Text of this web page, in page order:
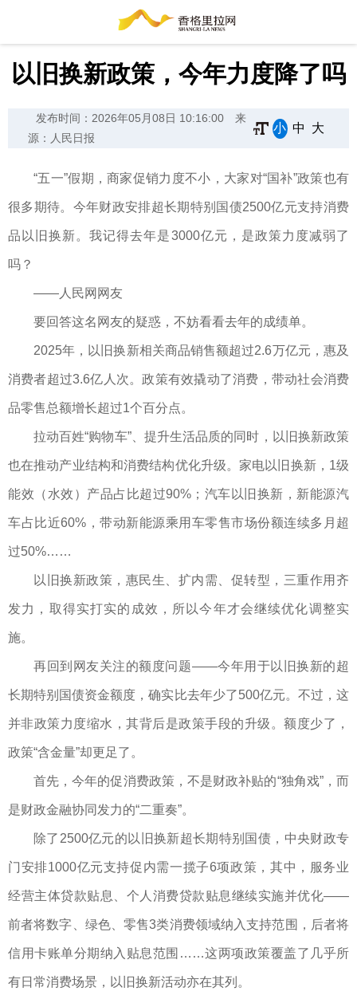
以旧换新政策，今年力度降了吗
发布时间：2026年05月08日 10:16:00
来
源：人民日报
小 中 大
“五一”假期，商家促销力度不小，大家对“国补”政策也有
很多期待。今年财政安排超长期特别国债2500亿元支持消费
品以旧换新。我记得去年是3000亿元，是政策力度减弱了
吗？
——人民网网友
要回答这名网友的疑惑，不妨看看去年的成绩单。
2025年，以旧换新相关商品销售额超过2.6万亿元，惠及
消费者超过3.6亿人次。政策有效撬动了消费，带动社会消费
品零售总额增长超过1个百分点。
拉动百姓“购物车”、提升生活品质的同时，以旧换新政策
也在推动产业结构和消费结构优化升级。家电以旧换新，1级
能效（水效）产品占比超过90%；汽车以旧换新，新能源汽
车占比近60%，带动新能源乘用车零售市场份额连续多月超
过50%……
以旧换新政策，惠民生、扩内需、促转型，三重作用齐
发力，取得实打实的成效，所以今年才会继续优化调整实
施。
再回到网友关注的额度问题——今年用于以旧换新的超
长期特别国债资金额度，确实比去年少了500亿元。不过，这
并非政策力度缩水，其背后是政策手段的升级。额度少了，
政策“含金量”却更足了。
首先，今年的促消费政策，不是财政补贴的“独角戏”，而
是财政金融协同发力的“二重奏”。
除了2500亿元的以旧换新超长期特别国债，中央财政专
门安排1000亿元支持促内需一揽子6项政策，其中，服务业
经营主体贷款贴息、个人消费贷款贴息继续实施并优化——
前者将数字、绿色、零售3类消费领域纳入支持范围，后者将
信用卡账单分期纳入贴息范围……这两项政策覆盖了几乎所
有日常消费场景，以旧换新活动亦在其列。